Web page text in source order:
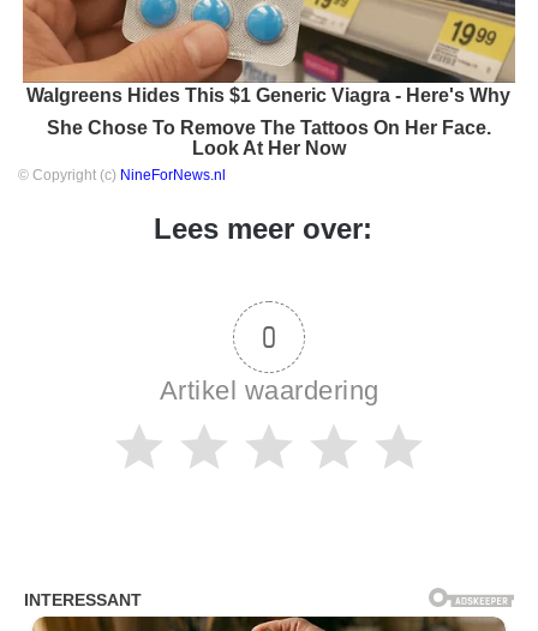
Walgreens Hides This $1 Generic Viagra - Here's Why
She Chose To Remove The Tattoos On Her Face.
Look At Her Now
© Copyright (c) NineForNews.nl
Lees meer over:
0
Artikel waardering